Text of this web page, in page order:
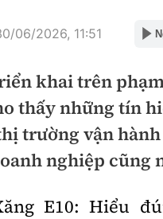
giao thông
24h
địa phương
06/2026, 11:51
khai trên
thấy những tín
trường vận
nghiệp cũng
E10: Hiểu